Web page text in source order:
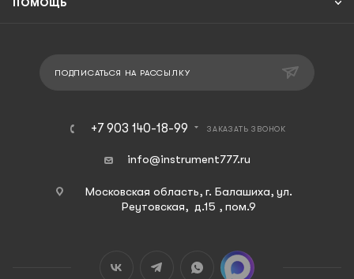
ПОМОЩЬ
ПОДПИСАТЬСЯ НА РАССЫЛКУ
+7 903 140-18-99 ЗАКАЗАТЬ ЗВОНОК
info@instrument777.ru
Московская область, г. Балашиха, ул.
Реутовская, д.15 , пом.9